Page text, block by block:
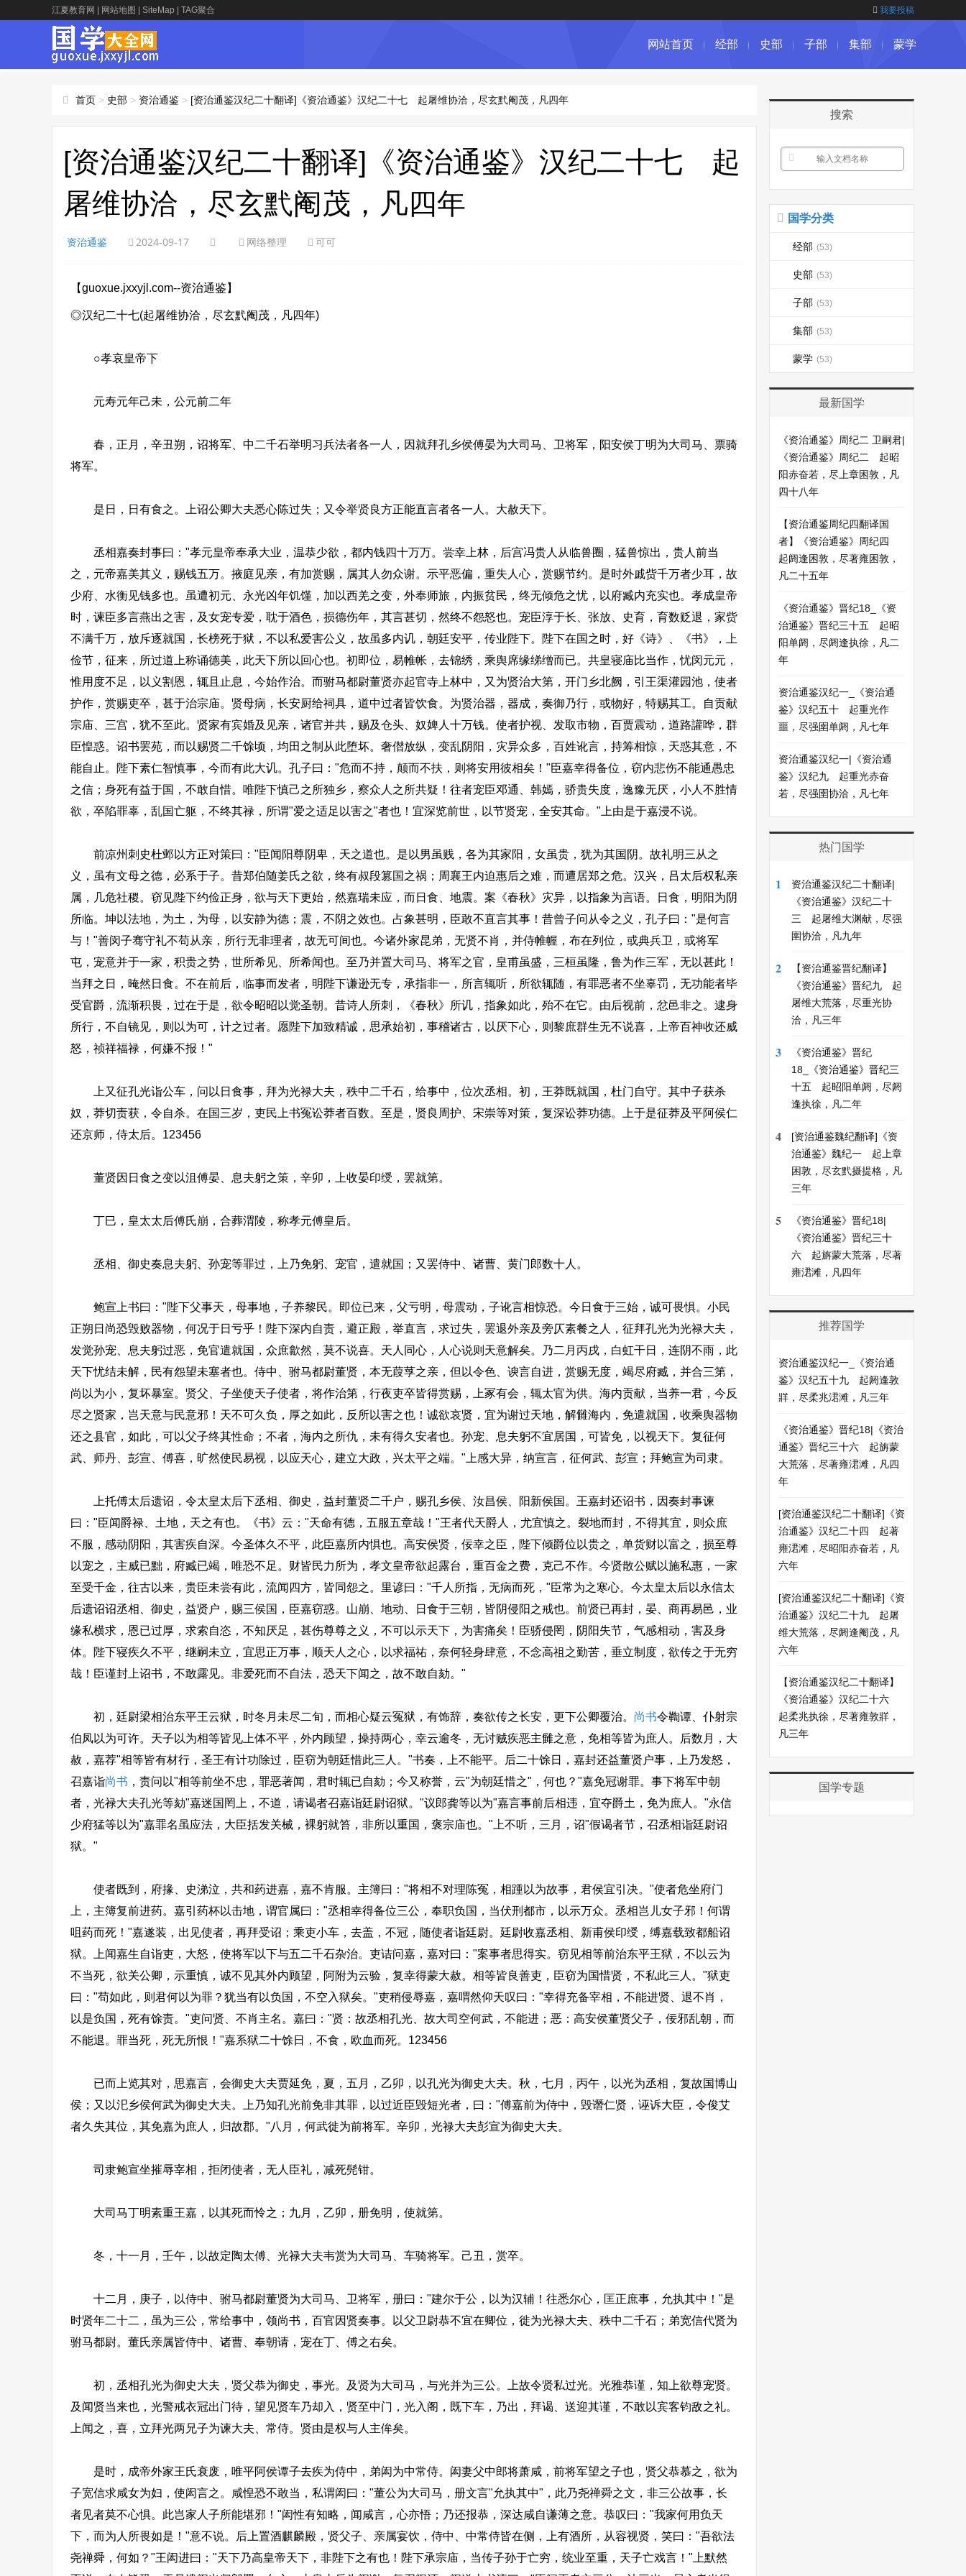
江夏教育网 网站地图 SiteMap TAG聚合 我要投稿
网站首页 经部 史部 子部 集部 蒙学
首页 > 史部 > 资治通鉴 > [资治通鉴汉纪二十翻译]《资治通鉴》汉纪二十七 起屠维协洽，尽玄黓阉茂，凡四年
[资治通鉴汉纪二十翻译]《资治通鉴》汉纪二十七 起
屠维协洽，尽玄黓阉茂，凡四年
资治通鉴 2024-09-17 网络整理 可可
【guoxue.jxxyjl.com--资治通鉴】
◎汉纪二十七(起屠维协洽，尽玄黓阉茂，凡四年)
○孝哀皇帝下
元寿元年己未，公元前二年
春，正月，辛丑朔，诏将军、中二千石举明习兵法者各一人，因就拜孔乡侯傅晏为大司马、卫将军，阳安侯丁明为大司马、票骑
将军。
是日，日有食之。上诏公卿大夫悉心陈过失；又令举贤良方正能直言者各一人。大赦天下。
丞相嘉奏封事曰："孝元皇帝奉承大业，温恭少欲，都内钱四十万万。尝幸上林，后宫冯贵人从临兽圈，猛兽惊出，贵人前当
之，元帝嘉美其义，赐钱五万。掖庭见亲，有加赏赐，属其人勿众谢。示平恶偏，重失人心，赏赐节约。是时外戚赀千万者少耳，故
少府、水衡见钱多也。虽遭初元、永光凶年饥馑，加以西羌之变，外奉师旅，内振贫民，终无倾危之忧，以府臧内充实也。孝成皇帝
时，谏臣多言燕出之害，及女宠专爱，耽于酒色，损德伤年，其言甚切，然终不怨怒也。宠臣淳于长、张放、史育，育数贬退，家赀
不满千万，放斥逐就国，长榜死于狱，不以私爱害公义，故虽多内讥，朝廷安平，传业陛下。陛下在国之时，好《诗》、《书》，上
俭节，征来，所过道上称诵德美，此天下所以回心也。初即位，易帷帐，去锦绣，乘舆席缘绨缯而已。共皇寝庙比当作，忧闵元元，
惟用度不足，以义割恩，辄且止息，今始作治。而驸马都尉董贤亦起官寺上林中，又为贤治大第，开门乡北阙，引王渠灌园池，使者
护作，赏赐吏卒，甚于治宗庙。贤母病，长安厨给祠具，道中过者皆饮食。为贤治器，器成，奏御乃行，或物好，特赐其工。自贡献
宗庙、三宫，犹不至此。贤家有宾婚及见亲，诸官并共，赐及仓头、奴婢人十万钱。使者护视、发取市物，百贾震动，道路讙哗，群
臣惶惑。诏书罢苑，而以赐贤二千馀顷，均田之制从此堕坏。奢僣放纵，变乱阴阳，灾异众多，百姓讹言，持筹相惊，天惑其意，不
能自止。陛下素仁智慎事，今而有此大讥。孔子曰："危而不持，颠而不扶，则将安用彼相矣！"臣嘉幸得备位，窃内悲伤不能通愚忠
之信；身死有益于国，不敢自惜。唯陛下慎己之所独乡，察众人之所共疑！往者宠臣邓通、韩嫣，骄贵失度，逸豫无厌，小人不胜情
欲，卒陷罪辜，乱国亡躯，不终其禄，所谓"爱之适足以害之"者也！宜深览前世，以节贤宠，全安其命。"上由是于嘉浸不说。
前凉州刺史杜邺以方正对策曰："臣闻阳尊阴卑，天之道也。是以男虽贱，各为其家阳，女虽贵，犹为其国阴。故礼明三从之
义，虽有文母之德，必系于子。昔郑伯随姜氏之欲，终有叔段篡国之祸；周襄王内迫惠后之难，而遭居郑之危。汉兴，吕太后权私亲
属，几危社稷。窃见陛下约俭正身，欲与天下更始，然嘉瑞未应，而日食、地震。案《春秋》灾异，以指象为言语。日食，明阳为阴
所临。坤以法地，为土，为母，以安静为德；震，不阴之效也。占象甚明，臣敢不直言其事！昔曾子问从令之义，孔子曰："是何言
与！"善闵子骞守礼不苟从亲，所行无非理者，故无可间也。今诸外家昆弟，无贤不肖，并侍帷幄，布在列位，或典兵卫，或将军
屯，宠意并于一家，积贵之势，世所希见、所希闻也。至乃并置大司马、将军之官，皇甫虽盛，三桓虽隆，鲁为作三军，无以甚此！
当拜之日，晻然日食。不在前后，临事而发者，明陛下谦逊无专，承指非一，所言辄听，所欲辄随，有罪恶者不坐辜罚，无功能者毕
受官爵，流渐积畏，过在于是，欲令昭昭以觉圣朝。昔诗人所刺，《春秋》所讥，指象如此，殆不在它。由后视前，忿邑非之。逮身
所行，不自镜见，则以为可，计之过者。愿陛下加致精诚，思承始初，事稽诸古，以厌下心，则黎庶群生无不说喜，上帝百神收还威
怒，祯祥福禄，何嫌不报！"
上又征孔光诣公车，问以日食事，拜为光禄大夫，秩中二千石，给事中，位次丞相。初，王莽既就国，杜门自守。其中子获杀
奴，莽切责获，令自杀。在国三岁，吏民上书冤讼莽者百数。至是，贤良周护、宋崇等对策，复深讼莽功德。上于是征莽及平阿侯仁
还京师，侍太后。123456
董贤因日食之变以沮傅晏、息夫躬之策，辛卯，上收晏印绶，罢就第。
丁巳，皇太太后傅氏崩，合葬渭陵，称孝元傅皇后。
丞相、御史奏息夫躬、孙宠等罪过，上乃免躬、宠官，遣就国；又罢侍中、诸曹、黄门郎数十人。
鲍宣上书曰："陛下父事天，母事地，子养黎民。即位已来，父亏明，母震动，子讹言相惊恐。今日食于三始，诚可畏惧。小民
正朔日尚恐毁败器物，何况于日亏乎！陛下深内自责，避正殿，举直言，求过失，罢退外亲及旁仄素餐之人，征拜孔光为光禄大夫，
发觉孙宠、息夫躬过恶，免官遣就国，众庶歙然，莫不说喜。天人同心，人心说则天意解矣。乃二月丙戌，白虹干日，连阴不雨，此
天下忧结未解，民有怨望未塞者也。侍中、驸马都尉董贤，本无葭莩之亲，但以令色、谀言自进，赏赐无度，竭尽府臧，并合三第，
尚以为小，复坏暴室。贤父、子坐使天子使者，将作治第，行夜吏卒皆得赏赐，上冢有会，辄太官为供。海内贡献，当养一君，今反
尽之贤家，岂天意与民意邪！天不可久负，厚之如此，反所以害之也！诚欲哀贤，宜为谢过天地，解雠海内，免遣就国，收乘舆器物
还之县官，如此，可以父子终其性命；不者，海内之所仇，未有得久安者也。孙宠、息夫躬不宜居国，可皆免，以视天下。复征何
武、师丹、彭宣、傅喜，旷然使民易视，以应天心，建立大政，兴太平之端。"上感大异，纳宣言，征何武、彭宣；拜鲍宣为司隶。
上托傅太后遗诏，令太皇太后下丞相、御史，益封董贤二千户，赐孔乡侯、汝昌侯、阳新侯国。王嘉封还诏书，因奏封事谏
曰："臣闻爵禄、土地，天之有也。《书》云："天命有德，五服五章哉！"王者代天爵人，尤宜慎之。裂地而封，不得其宜，则众庶
不服，感动阴阳，其害疾自深。今圣体久不平，此臣嘉所内惧也。高安侯贤，佞幸之臣，陛下倾爵位以贵之，单货财以富之，损至尊
以宠之，主威已黜，府臧已竭，唯恐不足。财皆民力所为，孝文皇帝欲起露台，重百金之费，克己不作。今贤散公赋以施私惠，一家
至受千金，往古以来，贵臣未尝有此，流闻四方，皆同怨之。里谚曰："千人所指，无病而死，"臣常为之寒心。今太皇太后以永信太
后遗诏诏丞相、御史，益贤户，赐三侯国，臣嘉窃惑。山崩、地动、日食于三朝，皆阴侵阳之戒也。前贤已再封，晏、商再易邑，业
缘私横求，恩已过厚，求索自恣，不知厌足，甚伤尊尊之义，不可以示天下，为害痛矣！臣骄侵罔，阴阳失节，气感相动，害及身
体。陛下寝疾久不平，继嗣未立，宜思正万事，顺天人之心，以求福祐，奈何轻身肆意，不念高祖之勤苦，垂立制度，欲传之于无穷
哉！臣谨封上诏书，不敢露见。非爱死而不自法，恐天下闻之，故不敢自劾。"
初，廷尉梁相治东平王云狱，时冬月未尽二旬，而相心疑云冤狱，有饰辞，奏欲传之长安，更下公卿覆治。 尚书令鞫谭、仆射宗
伯凤以为可许。天子以为相等皆见上体不平，外内顾望，操持两心，幸云逾冬，无讨贼疾恶主雠之意，免相等皆为庶人。后数月，大
赦，嘉荐"相等皆有材行，圣王有计功除过，臣窃为朝廷惜此三人。"书奏，上不能平。后二十馀日，嘉封还益董贤户事，上乃发怒，
召嘉诣尚书 ，责问以"相等前坐不忠，罪恶著闻，君时辄已自劾；今又称誉，云"为朝廷惜之"，何也？"嘉免冠谢罪。事下将军中朝
者，光禄大夫孔光等劾"嘉迷国罔上，不道，请谒者召嘉诣廷尉诏狱。"议郎龚等以为"嘉言事前后相违，宜夺爵土，免为庶人。"永信
少府猛等以为"嘉罪名虽应法，大臣括发关械，裸躬就笞，非所以重国，褒宗庙也。"上不听，三月，诏"假谒者节，召丞相诣廷尉诏
狱。"
使者既到，府掾、史涕泣，共和药进嘉，嘉不肯服。主簿曰："将相不对理陈冤，相踵以为故事，君侯宜引决。"使者危坐府门
上，主簿复前进药。嘉引药杯以击地，谓官属曰："丞相幸得备位三公，奉职负国，当伏刑都市，以示万众。丞相岂儿女子邪！何谓
咀药而死！"嘉遂装，出见使者，再拜受诏；乘吏小车，去盖，不冠，随使者诣廷尉。廷尉收嘉丞相、新甫侯印绶，缚嘉载致都船诏
狱。上闻嘉生自诣吏，大怒，使将军以下与五二千石杂治。吏诘问嘉，嘉对曰："案事者思得实。窃见相等前治东平王狱，不以云为
不当死，欲关公卿，示重慎，诚不见其外内顾望，阿附为云验，复幸得蒙大赦。相等皆良善吏，臣窃为国惜贤，不私此三人。"狱吏
曰："苟如此，则君何以为罪？犹当有以负国，不空入狱矣。"吏稍侵辱嘉，嘉喟然仰天叹曰："幸得充备宰相，不能进贤、退不肖，
以是负国，死有馀责。"吏问贤、不肖主名。嘉曰："贤：故丞相孔光、故大司空何武，不能进；恶：高安侯董贤父子，佞邪乱朝，而
不能退。罪当死，死无所恨！"嘉系狱二十馀日，不食，欧血而死。123456
已而上览其对，思嘉言，会御史大夫贾延免，夏，五月，乙卯，以孔光为御史大夫。秋，七月，丙午，以光为丞相，复故国博山
侯；又以汜乡侯何武为御史大夫。上乃知孔光前免非其罪，以过近臣毁短光者，曰："傅嘉前为侍中，毁谮仁贤，诬诉大臣，令俊艾
者久失其位，其免嘉为庶人，归故郡。"八月，何武徙为前将军。辛卯，光禄大夫彭宣为御史大夫。
司隶鲍宣坐摧辱宰相，拒闭使者，无人臣礼，减死髡钳。
大司马丁明素重王嘉，以其死而怜之；九月，乙卯，册免明，使就第。
冬，十一月，壬午，以故定陶太傅、光禄大夫韦赏为大司马、车骑将军。己丑，赏卒。
十二月，庚子，以侍中、驸马都尉董贤为大司马、卫将军，册曰："建尔于公，以为汉辅！往悉尔心，匡正庶事，允执其中！"是
时贤年二十二，虽为三公，常给事中，领尚书，百官因贤奏事。以父卫尉恭不宜在卿位，徙为光禄大夫、秩中二千石；弟宽信代贤为
驸马都尉。董氏亲属皆侍中、诸曹、奉朝请，宠在丁、傅之右矣。
初，丞相孔光为御史大夫，贤父恭为御史，事光。及贤为大司马，与光并为三公。上故令贤私过光。光雅恭谨，知上欲尊宠贤。
及闻贤当来也，光警戒衣冠出门待，望见贤车乃却入，贤至中门，光入阁，既下车，乃出，拜谒、送迎其谨，不敢以宾客钧敌之礼。
上闻之，喜，立拜光两兄子为谏大夫、常侍。贤由是权与人主侔矣。
是时，成帝外家王氏衰废，唯平阿侯谭子去疾为侍中，弟闳为中常侍。闳妻父中郎将萧咸，前将军望之子也，贤父恭慕之，欲为
子宽信求咸女为妇，使闳言之。咸惶恐不敢当，私谓闳曰："董公为大司马，册文言"允执其中"，此乃尧禅舜之文，非三公故事，长
者见者莫不心惧。此岂家人子所能堪邪！"闳性有知略，闻咸言，心亦悟；乃还报恭，深达咸自谦薄之意。恭叹曰："我家何用负天
下，而为人所畏如是！"意不说。后上置酒麒麟殿，贤父子、亲属宴饮，侍中、中常侍皆在侧，上有酒所，从容视贤，笑曰："吾欲法
尧禅舜，何如？"王闳进曰："天下乃高皇帝天下，非陛下之有也！陛下承宗庙，当传子孙于亡穷，统业至重，天子亡戏言！"上默然
搜索
国学分类
经部 (53)
史部 (53)
子部 (53)
集部 (53)
蒙学 (53)
最新国学
《资治通鉴》周纪二 卫嗣君|
《资治通鉴》周纪二 起昭
阳赤奋若，尽上章困敦，凡
四十八年
【资治通鉴周纪四翻译国
者】《资治通鉴》周纪四
起阏逢困敦，尽著雍困敦，
凡二十五年
《资治通鉴》晋纪18_《资
治通鉴》晋纪三十五 起昭
阳单阏，尽阏逢执徐，凡二
年
资治通鉴汉纪一_《资治通
鉴》汉纪五十 起重光作
噩，尽强圉单阏，凡七年
资治通鉴汉纪一|《资治通
鉴》汉纪九 起重光赤奋
若，尽强圉协洽，凡七年
热门国学
1
资治通鉴汉纪二十翻译|
《资治通鉴》汉纪二十
三 起屠维大渊献，尽强
圉协洽，凡九年
2
【资治通鉴晋纪翻译】
《资治通鉴》晋纪九 起
屠维大荒落，尽重光协
洽，凡三年
3
《资治通鉴》晋纪
18_《资治通鉴》晋纪三
十五 起昭阳单阏，尽阏
逢执徐，凡二年
4
[资治通鉴魏纪翻译]《资
治通鉴》魏纪一 起上章
困敦，尽玄黓摄提格，凡
三年
5
《资治通鉴》晋纪18|
《资治通鉴》晋纪三十
六 起旃蒙大荒落，尽著
雍涒滩，凡四年
推荐国学
资治通鉴汉纪一_《资治通
鉴》汉纪五十九 起阏逢敦
牂，尽柔兆涒滩，凡三年
《资治通鉴》晋纪18|《资治
通鉴》晋纪三十六 起旃蒙
大荒落，尽著雍涒滩，凡四
年
[资治通鉴汉纪二十翻译]《资
治通鉴》汉纪二十四 起著
雍涒滩，尽昭阳赤奋若，凡
六年
[资治通鉴汉纪二十翻译]《资
治通鉴》汉纪二十九 起屠
维大荒落，尽阏逢阉茂，凡
六年
【资治通鉴汉纪二十翻译】
《资治通鉴》汉纪二十六
起柔兆执徐，尽著雍敦牂，
凡三年
国学专题